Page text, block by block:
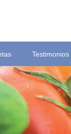
Testimonios